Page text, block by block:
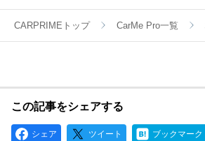
CARPRIMEトップ CarMe Pro一覧
この記事をシェアする
シェア ツイート ブックマーク